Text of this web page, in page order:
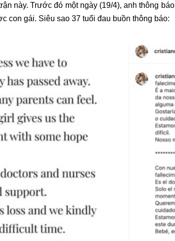
này. Trước đó một ngày (19/4), anh thông
con gái. Siêu sao 37 tuổi đau buồn thông báo: